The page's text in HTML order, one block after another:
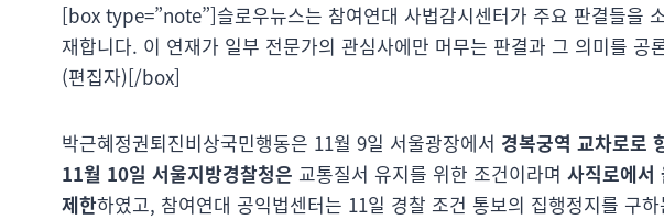
[box type=”note”]슬로우뉴스는 참여연대 사법감시센터가 주요 판결들을
재합니다. 이 연재가 일부 전문가의 관심사에만 머무는 판결과 그 의미를 공
(편집자)[/box]
박근혜정권퇴진비상국민행동은 11월 9일 서울광장에서 경복궁역 교차로로
11월 10일 서울지방경찰청은 교통질서 유지를 위한 조건이라며 사직로에서
제한하였고, 참여연대 공익법센터는 11일 경찰 조건 통보의 집행정지를 구